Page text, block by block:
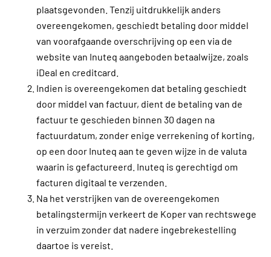
plaatsgevonden. Tenzij uitdrukkelijk anders
overeengekomen, geschiedt betaling door middel
van voorafgaande overschrijving op een via de
website van Inuteq aangeboden betaalwijze, zoals
iDeal en creditcard.
Indien is overeengekomen dat betaling geschiedt
door middel van factuur, dient de betaling van de
factuur te geschieden binnen 30 dagen na
factuurdatum, zonder enige verrekening of korting,
op een door Inuteq aan te geven wijze in de valuta
waarin is gefactureerd. Inuteq is gerechtigd om
facturen digitaal te verzenden.
Na het verstrijken van de overeengekomen
betalingstermijn verkeert de Koper van rechtswege
in verzuim zonder dat nadere ingebrekestelling
daartoe is vereist.